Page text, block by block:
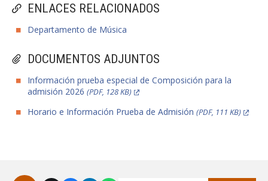
ENLACES RELACIONADOS
Departamento de Música
DOCUMENTOS ADJUNTOS
Información prueba especial de Composición para la
admisión 2026 (PDF, 128 KB)
Horario e Información Prueba de Admisión (PDF, 111 KB)